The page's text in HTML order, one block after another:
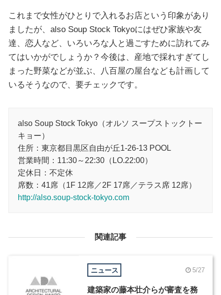
これまで女性がひとりで入れるお店という印象があり
ましたが、also Soup Stock Tokyoにはぜひ家族や友
達、恋人など、いろいろな人と過ごすために訪れてみ
てはいかがでしょうか？今後は、産地で採れすぎてし
まった野菜などが並ぶ、八百屋の屋台なども計画して
いるそうなので、要チェックです。
also Soup Stock Tokyo（オルソ スープストックトー
キョー）
住所：東京都目黒区自由が丘1-26-13 POOL
営業時間：11:30～22:30（LO.22:00）
定休日：不定休
席数：41席（1F 12席／2F 17席／テラス席 12席）
http://also.soup-stock-tokyo.com
関連記事
ニュース 5/27
建築家の藤本壮介らが審査を務